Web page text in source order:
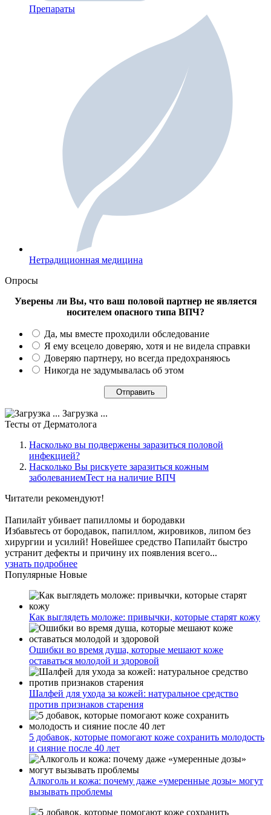
Препараты
Нетрадиционная медицина
Опросы
Уверены ли Вы, что ваш половой партнер не является
носителем опасного типа ВПЧ?
Да, мы вместе проходили обследование
Я ему всецело доверяю, хотя и не видела справки
Доверяю партнеру, но всегда предохраняюсь
Никогда не задумывалась об этом
Загрузка ...
Тесты от Дерматолога
Насколько вы подвержены заразиться половой
инфекцией?
Насколько Вы рискуете заразиться кожным
заболеваниемТест на наличие ВПЧ
Читатели рекомендуют!
Папилайт убивает папилломы и бородавки
Избавьтесь от бородавок, папиллом, жировиков, липом без
хирургии и усилий! Новейшее средство Папилайт быстро
устранит дефекты и причину их появления всего...
узнать подробнее
Популярные Новые
Как выглядеть моложе: привычки, которые старят кожу
Ошибки во время душа, которые мешают коже
оставаться молодой и здоровой
Шалфей для ухода за кожей: натуральное средство
против признаков старения
5 добавок, которые помогают коже сохранить молодость
и сияние после 40 лет
Алкоголь и кожа: почему даже «умеренные дозы» могут
вызывать проблемы